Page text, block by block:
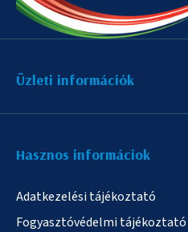
Üzleti információk
Hasznos informáciok
Adatkezelési tájékoztató
Fogyasztóvédelmi tájékoztató